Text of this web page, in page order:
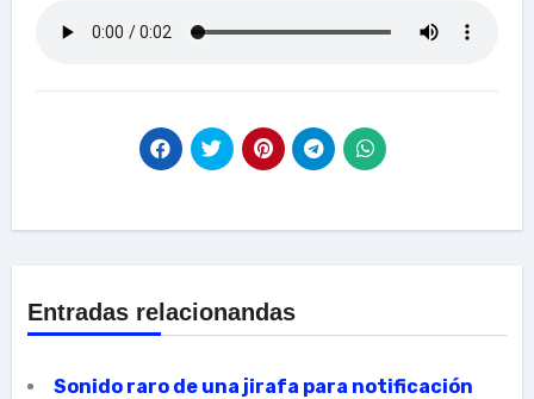
Entradas relacionandas
Sonido raro de una jirafa para notificación